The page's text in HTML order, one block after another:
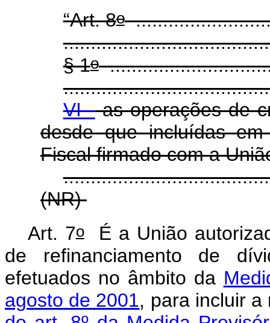
“Art. 8o
§ 1o
VI -as operações de
desde que incluídas em
Fiscal firmado com a
(NR)
Art. 7oÉ a União
de refinanciamento de
efetuados no âmbito da
agosto de 2001, para incluir